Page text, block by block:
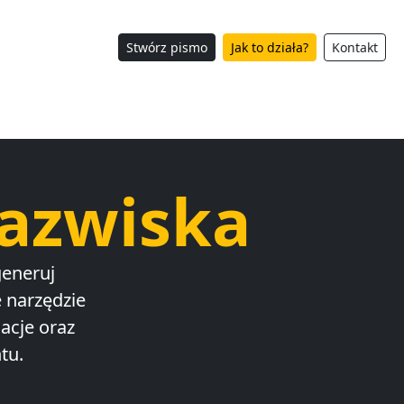
Stwórz pismo Jak to działa? Kontakt
oraz